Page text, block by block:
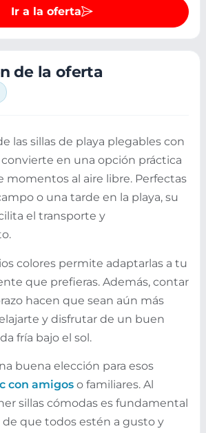
Ir a la oferta
de la oferta
las sillas de playa plegables con
convierte en una opción práctica
momentos al aire libre. Perfectas
o una tarde en la playa, su
el transporte y
colores permite adaptarlas a tu
que prefieras. Además, contar
hacen que sean aún más
y disfrutar de un buen
fría bajo el sol.
buena elección para esos
con amigos o familiares. Al
sillas cómodas es fundamental
de que todos estén a gusto y